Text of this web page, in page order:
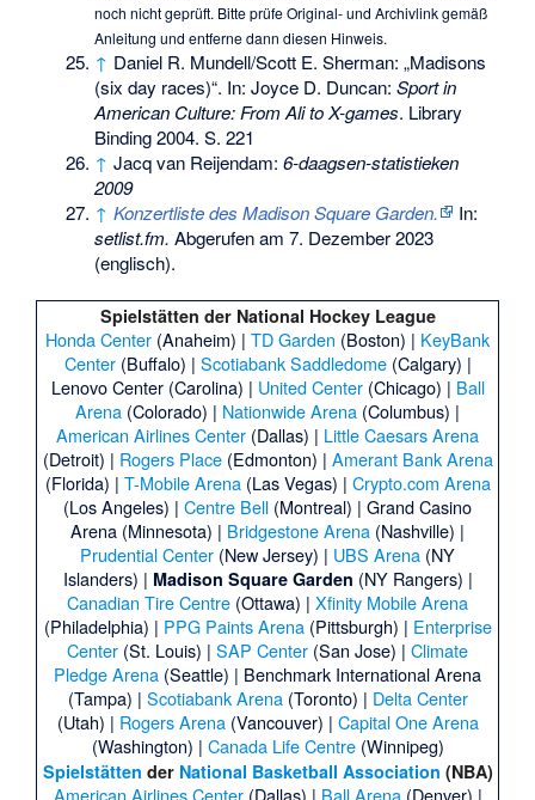
noch nicht geprüft. Bitte prüfe Original- und Archivlink gemäß
Anleitung und entferne dann diesen Hinweis.
↑ Daniel R. Mundell/Scott E. Sherman: „Madisons
(six day races)“. In: Joyce D. Duncan:Sport in
American Culture: From Ali to X-games. Library
Binding 2004. S. 221
↑ Jacq van Reijendam:6-daagsen-statistieken
2009
↑ Konzertliste des Madison Square Garden.
In:
setlist.fm. Abgerufen am 7. Dezember 2023
(englisch).
Spielstätten der National Hockey League
Honda Center (Anaheim) | TD Garden (Boston) | KeyBank
Center(Buffalo) | Scotiabank Saddledome(Calgary) |
Lenovo Center(Carolina) | United Center(Chicago) | Ball
Arena (Colorado) | Nationwide Arena (Columbus) |
American Airlines Center (Dallas) | Little Caesars Arena
(Detroit) | Rogers Place(Edmonton) | Amerant Bank Arena
(Florida) | T-Mobile Arena(Las Vegas) | Crypto.com Arena
(Los Angeles) | Centre Bell (Montreal) | Grand Casino
Arena (Minnesota) | Bridgestone Arena (Nashville) |
Prudential Center (New Jersey) | UBS Arena (NY
Islanders) | Madison Square Garden (NY Rangers) |
Canadian Tire Centre (Ottawa) | Xfinity Mobile Arena
(Philadelphia) | PPG Paints Arena(Pittsburgh) | Enterprise
Center (St. Louis) | SAP Center (San Jose) | Climate
Pledge Arena (Seattle) | Benchmark International Arena
(Tampa) | Scotiabank Arena(Toronto) | Delta Center
(Utah) | Rogers Arena(Vancouver) | Capital One Arena
(Washington) | Canada Life Centre(Winnipeg)
Spielstätten der National Basketball Association (NBA)
American Airlines Center(Dallas) | Ball Arena(Denver) |